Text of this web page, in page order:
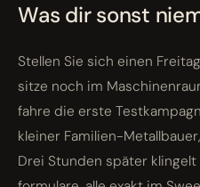
Was dir sonst
Stellen Sie sich einen
sitze noch im
fahre die erste
kleiner Familien-
Drei Stunden später